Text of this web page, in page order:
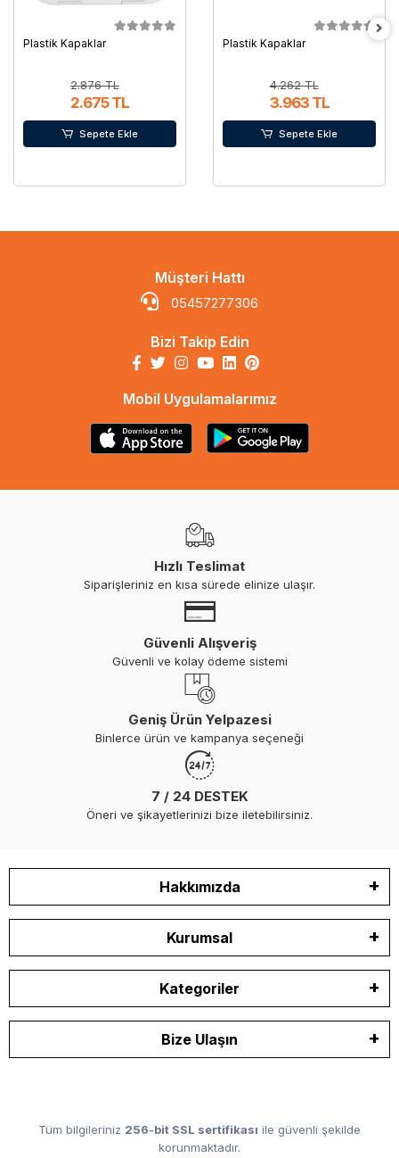
Plastik Kapaklar
2.876 TL
2.675 TL
Sepete Ekle
Plastik Kapaklar
4.262 TL
3.963 TL
Sepete Ekle
Müşteri Hattı
05457277306
Bizi Takip Edin
Mobil Uygulamalarımız
Hızlı Teslimat
Siparişleriniz en kısa sürede elinize ulaşır.
Güvenli Alışveriş
Güvenli ve kolay ödeme sistemi
Geniş Ürün Yelpazesi
Binlerce ürün ve kampanya seçeneği
7 / 24 DESTEK
Öneri ve şikayetlerinizi bize iletebilirsiniz.
Hakkımızda
Kurumsal
Kategoriler
Bize Ulaşın
Tüm bilgileriniz 256-bit SSL sertifikası ile güvenli şekilde
korunmaktadır.